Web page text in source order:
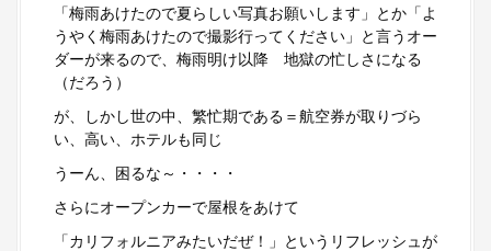
「梅雨あけたので夏らしい写真お願いします」とか「よ
うやく梅雨あけたので撮影行ってください」と言うオー
ダーが来るので、梅雨明け以降 地獄の忙しさになる
（だろう）
が、しかし世の中、繁忙期である＝航空券が取りづら
い、高い、ホテルも同じ
うーん、困るな～・・・・
さらにオープンカーで屋根をあけて
「カリフォルニアみたいだぜ！」というリフレッシュが